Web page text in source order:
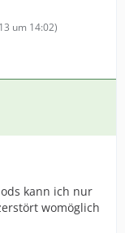
um 14:02)
kann ich nur
womöglich